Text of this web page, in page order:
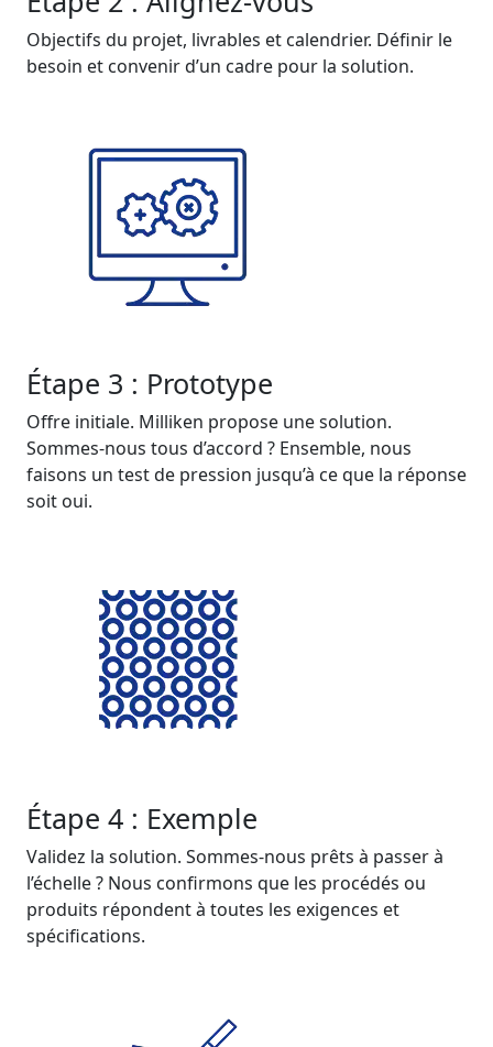
Objectifs du projet, livrables et calendrier. Définir le
besoin et convenir d’un cadre pour la solution.
Étape 3 : Prototype
Offre initiale. Milliken propose une solution.
Sommes-nous tous d’accord ? Ensemble, nous
faisons un test de pression jusqu’à ce que la réponse
soit oui.
Étape 4 : Exemple
Validez la solution. Sommes-nous prêts à passer à
l’échelle ? Nous confirmons que les procédés ou
produits répondent à toutes les exigences et
spécifications.